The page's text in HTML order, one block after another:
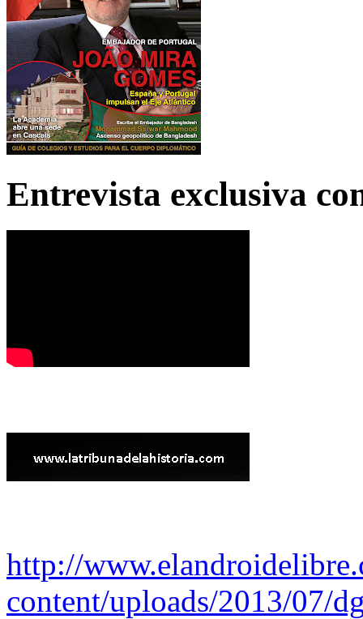
Entrevista exclusiva
http://
content/uploads/2013/07/